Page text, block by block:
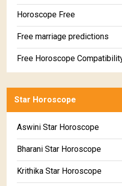
Horoscope Free
Free marriage predictions
Free Horoscope
Wealth & Fortune Horoscope
Free Daily Rashiphal
Free Weekly Rashifal
Free Star Horoscope
Star Horoscope
Aswini Star Horoscope
Bharani Star Horoscope
Krithika Star Horoscope